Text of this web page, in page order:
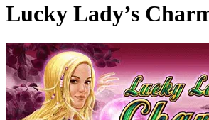
Lucky Lady’s